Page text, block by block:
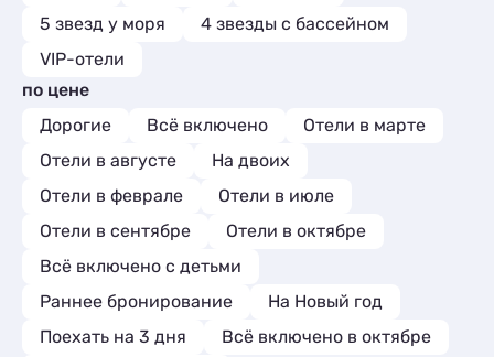
5 звезд у моря
4 звезды с бассейном
VIP-отели
по цене
Дорогие
Всё включено
Отели в марте
Отели в августе
На двоих
Отели в феврале
Отели в июле
Отели в сентябре
Отели в октябре
Всё включено с детьми
Раннее бронирование
На Новый год
Поехать на 3 дня
Всё включено в октябре